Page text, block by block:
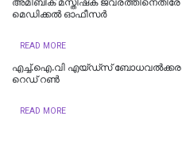
അമീബിക് മസ്തിഷ്‌ക
മെഡിക്കൽ ഓഫീസർ
READ MORE
എച്ച്.ഐ.വി എയ്ഡ്‌സ്
റെഡ് റൺ
READ MORE